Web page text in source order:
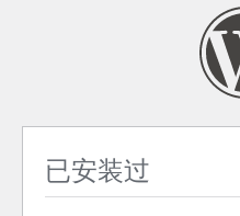
已安装过